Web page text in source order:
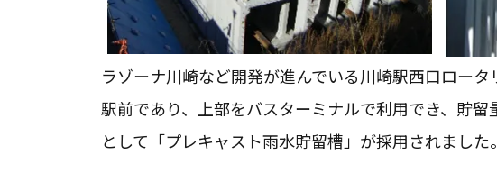
ラゾーナ川崎など開発が進んでいる川崎駅西口ロー
駅前であり、上部をバスターミナルで利用でき、貯
として「プレキャスト雨水貯留槽」が採用されました。